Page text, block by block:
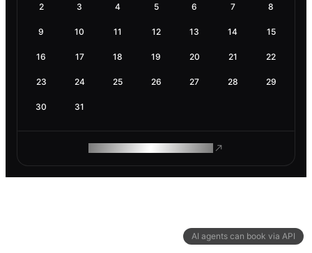
AI agents can book via API
2 3 4 5 6 7 8
9 10 11 12 13 14 15
16 17 18 19 20 21 22
23 24 25 26 27 28 29
30 31